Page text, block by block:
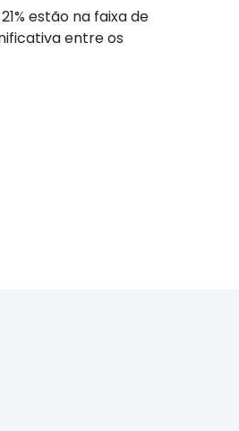
estão na faixa de
entre os